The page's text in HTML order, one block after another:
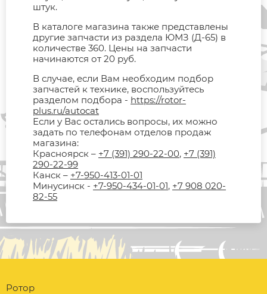
штук.
В каталоге магазина также представлены
другие запчасти из раздела ЮМЗ (Д-65) в
количестве 360. Цены на запчасти
начинаются от 20 руб.
В случае, если Вам необходим подбор
запчастей к технике, воспользуйтесь
разделом подбора - https://rotor-
plus.ru/autocat
Если у Вас остались вопросы, их можно
задать по телефонам отделов продаж
магазина:
Красноярск – +7 (391) 290-22-00, +7 (391)
290-22-99
Канск – +7-950-413-01-01
Минусинск - +7-950-434-01-01, +7 908 020-
82-55
Ротор